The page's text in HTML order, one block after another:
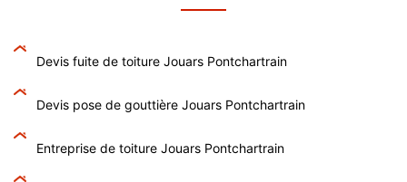
Devis fuite de toiture Jouars Pontchartrain
Devis pose de gouttière Jouars Pontchartrain
Entreprise de toiture Jouars Pontchartrain